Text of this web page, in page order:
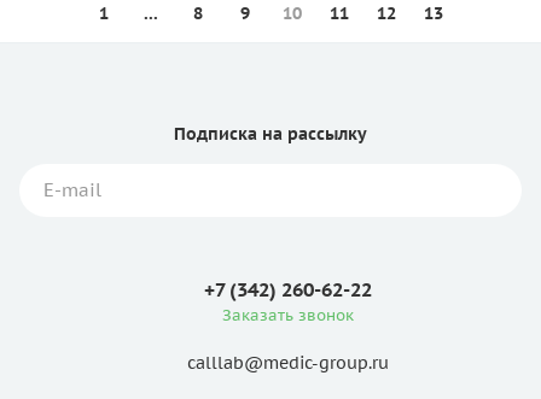
1 ... 8 9 10 11 12 13
Подписка на рассылку
+7 (342) 260-62-22
Заказать звонок
calllab@medic-group.ru